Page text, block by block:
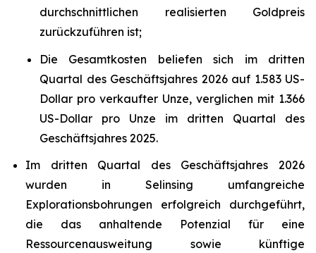
durchschnittlichen realisierten Goldpreis
zurückzuführen ist;
Die Gesamtkosten beliefen sich im dritten
Quartal des Geschäftsjahres 2026 auf 1.583 US-
Dollar pro verkaufter Unze, verglichen mit 1.366
US-Dollar pro Unze im dritten Quartal des
Geschäftsjahres 2025.
Im dritten Quartal des Geschäftsjahres 2026
wurden in Selinsing umfangreiche
Explorationsbohrungen erfolgreich durchgeführt,
die das anhaltende Potenzial für eine
Ressourcenausweitung sowie künftige